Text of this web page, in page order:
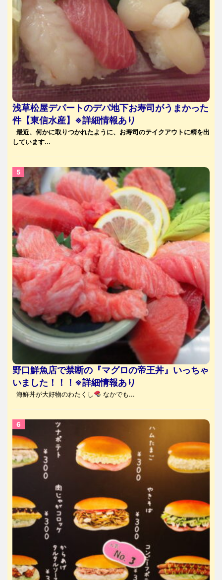
浅草松屋デパートのデパ地下お寿司がうまかった
件【東信水産】※詳細情報あり
最近、何かに取りつかれたように、お寿司のテイクアウトに精を出
しています...
野口鮮魚店で禁断の『マグロの帝王丼』いっちゃ
いました！！！※詳細情報あり
海鮮丼が大好物のわたくし なかでも...